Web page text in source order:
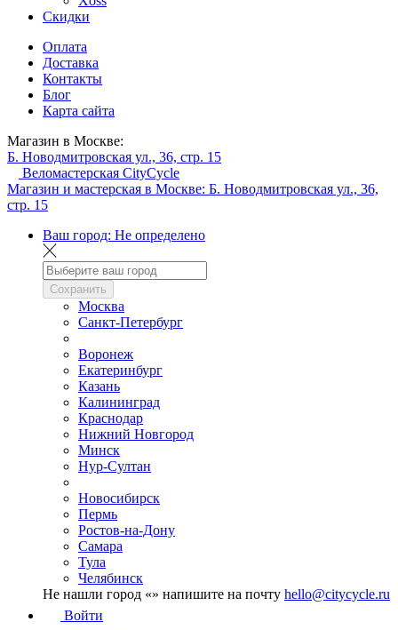
Скидки
Оплата
Доставка
Контакты
Блог
Карта сайта
Магазин в Москве:
Б. Новодмитровская ул., 36, стр. 15
Веломастерская CityCycle
Магазин и мастерская в Москве: Б. Новодмитровская ул., 36,
стр. 15
Ваш город: Не определено
Сохранить
Москва
Санкт-Петербург
Воронеж
Екатеринбург
Казань
Калининград
Краснодар
Нижний Новгород
Минск
Нур-Султан
Новосибирск
Пермь
Ростов-на-Дону
Самара
Тула
Челябинск
Не нашли город «» напишите на почту hello@citycycle.ru
Войти